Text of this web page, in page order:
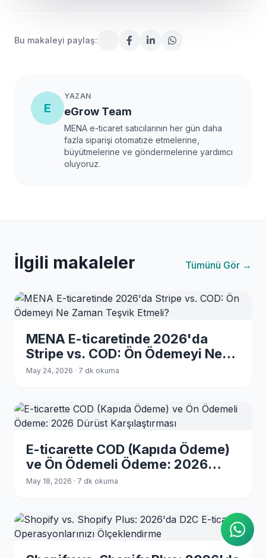
Bu makaleyi paylaş:
E
YAZAN
eGrow Team
MENA e-ticaret satıcılarının her gün daha
fazla siparişi otomatize etmelerine,
büyütmelerine ve göndermelerine yardımcı
oluyoruz.
İlgili makaleler Tümünü Gör →
MENA E-ticaretinde 2026'da
Stripe vs. COD: Ön Ödemeyi Ne
Zaman Teşvik Etmeli?
May 24, 2026 · 7 dk okuma
E-ticarette COD (Kapıda Ödeme)
ve Ön Ödemeli Ödeme: 2026
Dürüst Karşılaştırması
May 18, 2026 · 7 dk okuma